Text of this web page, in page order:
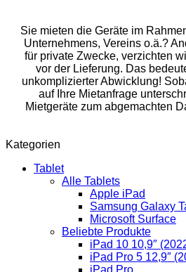
Sie mieten die Geräte im
Unternehmens, Vereins o.ä.?
für private Zwecke, verzichten
vor der Lieferung. Das
unkomplizierter Abwicklung!
auf Ihre Mietanfrage
Mietgeräte zum abgemachten
Kategorien
Tablet
Alle Tablets
Apple iPad
Samsung Galaxy
Microsoft Surface
Beliebte Produkte
iPad 10 10,9″
iPad Pro 5 12,9″
iPad Pro